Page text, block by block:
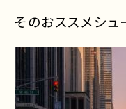
そのおススメシュ